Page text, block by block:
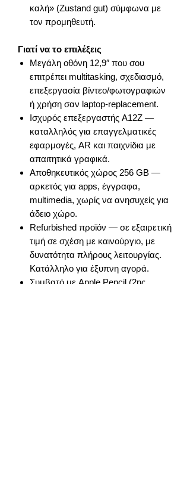
καλή» (Zustand gut) σύμφωνα με
τον προμηθευτή.
Γιατί να το επιλέξεις
Μεγάλη οθόνη 12,9″ που σου
επιτρέπει multitasking, σχεδιασμό,
επεξεργασία βίντεο/φωτογραφιών
ή χρήση σαν laptop-replacement.
Ισχυρός επεξεργαστής A12Z —
καταλληλός για επαγγελματικές
εφαρμογές, AR και παιχνίδια με
απαιτητικά γραφικά.
Αποθηκευτικός χώρος 256 GB —
αρκετός για apps, έγγραφα,
multimedia, χωρίς να ανησυχείς για
άδειο χώρο.
Refurbished προϊόν — σε εξαιρετική
τιμή σε σχέση με καινούργιο, με
δυνατότητα πλήρους λειτουργίας.
Κατάλληλο για έξυπνη αγορά.
Συμβατό με Apple Pencil (2ης